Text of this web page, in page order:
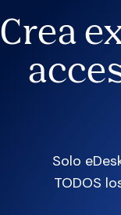
Crea
Solo
TODOS